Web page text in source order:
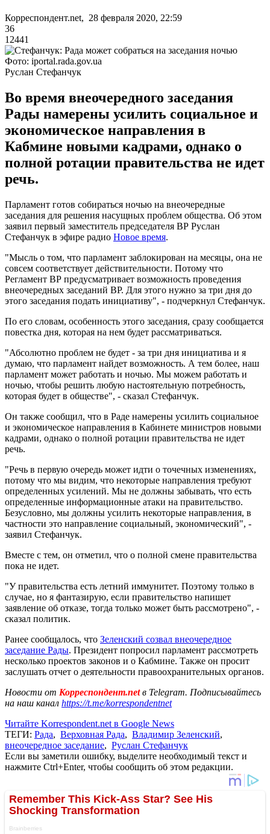
Корреспондент.net, 28 февраля 2020, 22:59
36
12441
Фото: iportal.rada.gov.ua
Руслан Стефанчук
Во время внеочередного заседания
Рады намерены усилить социальное и
экономическое направления в
Кабмине новыми кадрами, однако о
полной ротации правительства не идет
речь.
Парламент готов собираться ночью на внеочередные
заседания для решения насущных проблем общества. Об этом
заявил первый заместитель председателя ВР Руслан
Стефанчук в эфире радио Новое время.
"Мысль о том, что парламент заблокирован на месяцы, она не
совсем соответствует действительности. Потому что
Регламент ВР предусматривает возможность проведения
внеочередных заседаний ВР. Для этого нужно за три дня до
этого заседания подать инициативу", - подчеркнул Стефанчук.
По его словам, особенность этого заседания, сразу сообщается
повестка дня, которая на нем будет рассматриваться.
"Абсолютно проблем не будет - за три дня инициатива и я
думаю, что парламент найдет возможность. А тем более, наш
парламент может работать и ночью. Мы можем работать и
ночью, чтобы решить любую настоятельную потребность,
которая будет в обществе", - сказал Стефанчук.
Он также сообщил, что в Раде намерены усилить социальное
и экономическое направления в Кабинете министров новыми
кадрами, однако о полной ротации правительства не идет
речь.
"Речь в первую очередь может идти о точечных изменениях,
потому что мы видим, что некоторые направления требуют
определенных усилений. Мы не должны забывать, что есть
определенные информационные атаки на правительство.
Безусловно, мы должны усилить некоторые направления, в
частности это направление социальный, экономический", -
заявил Стефанчук.
Вместе с тем, он отметил, что о полной смене правительства
пока не идет.
"У правительства есть летний иммунитет. Поэтому только в
случае, но я фантазирую, если правительство напишет
заявление об отказе, тогда только может быть рассмотрено", -
сказал политик.
Ранее сообщалось, что Зеленский созвал внеочередное
заседание Рады. Президент попросил парламент рассмотреть
несколько проектов законов и о Кабмине. Также он просит
заслушать отчет о деятельности правоохранительных органов.
Новости от Корреспондент.netв Telegram. Подписывайтесь
на наш канал https://t.me/korrespondentnet
Читайте Korrespondent.net в Google News
ТЕГИ: Рада, Верховная Рада, Владимир Зеленский,
внеочередное заседание, Руслан Стефанчук
Если вы заметили ошибку, выделите необходимый текст и
нажмите Ctrl+Enter, чтобы сообщить об этом редакции.